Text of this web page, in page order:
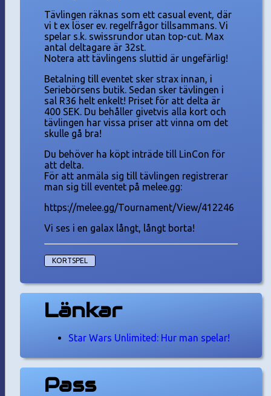
Tävlingen räknas som ett casual event, där
vi t ex löser ev. regelfrågor tillsammans. Vi
spelar s.k. swissrundor utan top-cut. Max
antal deltagare är 32st.
Notera att tävlingens sluttid är ungefärlig!
Betalning till eventet sker strax innan, i
Seriebörsens butik. Sedan sker tävlingen i
sal R36 helt enkelt! Priset för att delta är
400 SEK. Du behåller givetvis alla kort och
tävlingen har vissa priser att vinna om det
skulle gå bra!
Du behöver ha köpt inträde till LinCon för
att delta.
För att anmäla sig till tävlingen registrerar
man sig till eventet på melee.gg:
https://melee.gg/Tournament/View/412246
Vi ses i en galax långt, långt borta!
KORTSPEL
Länkar
Star Wars Unlimited: Hur man spelar!
Pass